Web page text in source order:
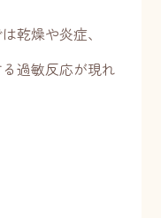
乾燥や炎症、
過敏反応が現れ